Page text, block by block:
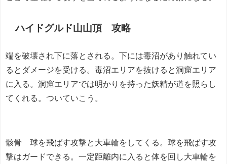
ハイドグルド山山頂 攻略
端を破壊され下に落とされる。下には毒沼があり触れてい
るとダメージを受ける。毒沼エリアを抜けると洞窟エリア
に入る。洞窟エリアでは明かりを持った妖精が道を照らし
てくれる。ついていこう。
骸骨 球を飛ばす攻撃と大車輪をしてくる。球を飛ばす攻
撃はガードできる。一定距離内に入ると体を回し大車輪を